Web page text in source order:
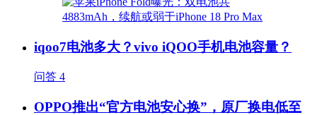
iqoo7电池多大？vivo iQOO手机电池容量？
问答 4
OPPO推出“官方电池安心换”，原厂换电低至